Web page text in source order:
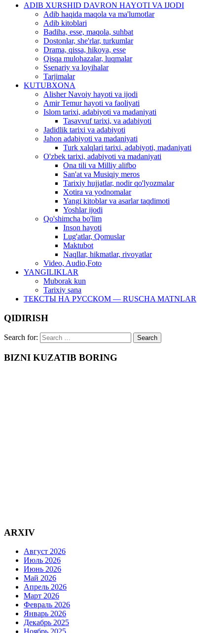
ADIB XURSHID DAVRON HAYOTI VA IJODI
Adib haqida maqola va ma'lumotlar
Adib kitoblari
Badiha, esse, maqola, suhbat
Dostonlar, she'rlar, turkumlar
Drama, qissa, hikoya, esse
Qisqa mulohazalar, luqmalar
Ssenariy va loyihalar
Tarjimalar
KUTUBXONA
Alisher Navoiy hayoti va ijodi
Amir Temur hayoti va faoliyati
Islom tarixi, adabiyoti va madaniyati
Tasavvuf tarixi, va adabiyoti
Jadidlik tarixi va adabiyoti
Jahon adabiyoti va madaniyati
Turk xalqlari tarixi, adabiyoti, madaniyati
O'zbek tarixi, adabiyoti va madaniyati
Ona tili va Milliy alifbo
San'at va Musiqiy meros
Tarixiy hujjatlar, nodir qo'lyozmalar
Xotira va yodnomalar
Yangi kitoblar va asarlar taqdimoti
Yoshlar ijodi
Qo'shimcha bo'lim
Inson hayoti
Lug'atlar, Qomuslar
Maktubot
Naqllar, hikmatlar, rivoyatlar
Video, Audio,Foto
YANGILIKLAR
Muborak kun
Tarixiy sana
ТЕКСТЫ НА РУССКОМ — RUSCHA MATNLAR
QIDIRISH
Search for:
BIZNI KUZATIB BORING
ARXIV
Август 2026
Июль 2026
Июнь 2026
Май 2026
Апрель 2026
Март 2026
Февраль 2026
Январь 2026
Декабрь 2025